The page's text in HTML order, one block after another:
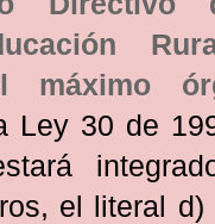
máximo
Ley 30 de
el literal d)